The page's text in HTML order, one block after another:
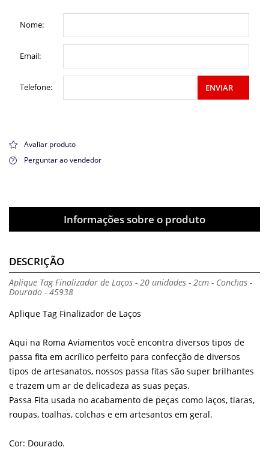
Nome:
Email:
Telefone: ENVIAR
Avaliar produto
Perguntar ao vendedor
Informações sobre o produto
DESCRIÇÃO
Aplique Tag Finalizador de Laços - 20 unidades - 2cm - Conchas -
Dourado - 45938
Aplique Tag Finalizador de Laços
Aqui na Roma Aviamentos você encontra diversos tipos de
passa fita em acrílico perfeito para confecção de diversos
tipos de artesanatos, nossos passa fitas são super brilhantes
e trazem um ar de delicadeza as suas peças.
Passa Fita usada no acabamento de peças como laços, tiaras,
roupas, toalhas, colchas e em artesantos em geral.
Cor: Dourado.